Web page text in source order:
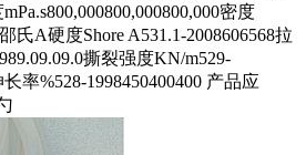
密度
氏A硬度Shore A531.1-2008606568拉
撕裂强度KN/m529-
率%528-1998450400400 产品应